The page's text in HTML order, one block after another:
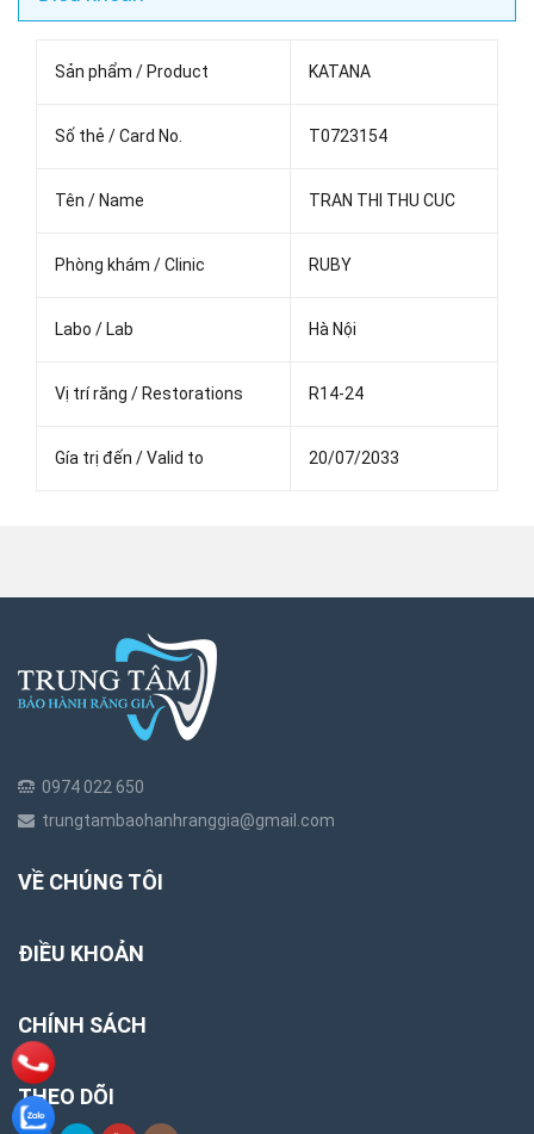
Sản phẩm / Product KATANA
Số thẻ / Card No. T0723154
Tên / Name TRAN THI THU CUC
Phòng khám / Clinic RUBY
Labo / Lab Hà Nội
Vị trí răng / Restorations R14-24
Gía trị đến / Valid to 20/07/2033
0974 022 650
trungtambaohanhranggia@gmail.com
VỀ CHÚNG TÔI
ĐIỀU KHOẢN
CHÍNH SÁCH
THEO DÕI